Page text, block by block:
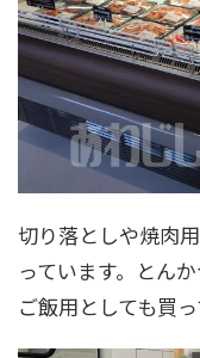
切り落としや焼肉
っています。とん
ご飯用としても買っ